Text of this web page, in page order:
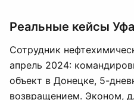
Реальные кейсы
Сотрудник
апрель 2024:
объект в Донецке, 5-
возвращением. Эконом,